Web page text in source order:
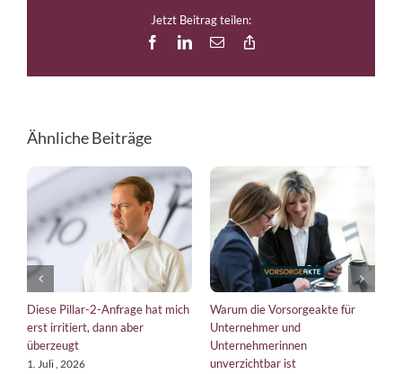
Jetzt Beitrag teilen:
FacebookLinkedIn
E-
Ähnliche Beiträge
Diese Pillar-2-Anfrage hat mich
erst irritiert, dann aber
überzeugt
1. Juli , 2026
Warum die Vorsorgeakte für
Unternehmer und
Unternehmerinnen
unverzichtbar ist